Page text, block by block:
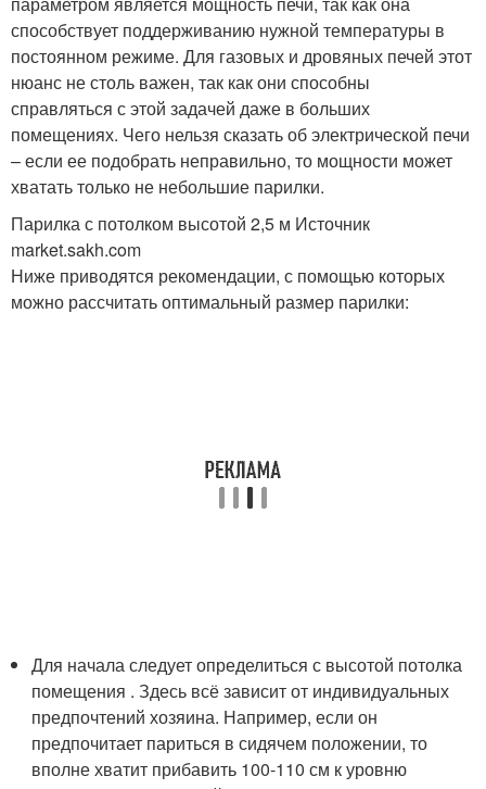
способствует поддерживанию нужной температуры в
постоянном режиме. Для газовых и дровяных печей этот
нюанс не столь важен, так как они способны
справляться с этой задачей даже в больших
помещениях. Чего нельзя сказать об электрической печи
– если ее подобрать неправильно, то мощности может
хватать только не небольшие парилки.
Парилка с потолком высотой 2,5 м Источник
market.sakh.com
Ниже приводятся рекомендации, с помощью которых
можно рассчитать оптимальный размер парилки:
Для начала следует определиться с высотой потолка
помещения . Здесь всё зависит от индивидуальных
предпочтений хозяина. Например, если он
предпочитает париться в сидячем положении, то
вполне хватит прибавить 100-110 см к уровню